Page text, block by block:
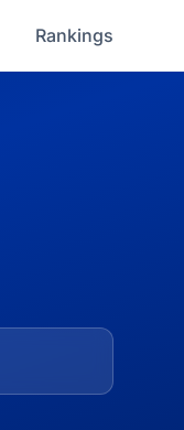
Rankings